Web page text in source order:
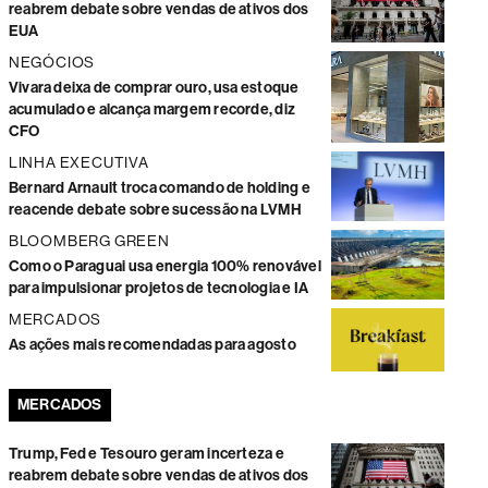
reabrem debate sobre vendas de ativos dos
EUA
NEGÓCIOS
Vivara deixa de comprar ouro, usa estoque
acumulado e alcança margem recorde, diz
CFO
LINHA EXECUTIVA
Bernard Arnault troca comando de holding e
reacende debate sobre sucessão na LVMH
BLOOMBERG GREEN
Como o Paraguai usa energia 100% renovável
para impulsionar projetos de tecnologia e IA
MERCADOS
As ações mais recomendadas para agosto
MERCADOS
Trump, Fed e Tesouro geram incerteza e
reabrem debate sobre vendas de ativos dos